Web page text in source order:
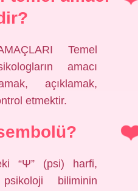
Temel
amacı
açıklamak,
etmektir.
“Ψ” (psi) harfi,
biliminin